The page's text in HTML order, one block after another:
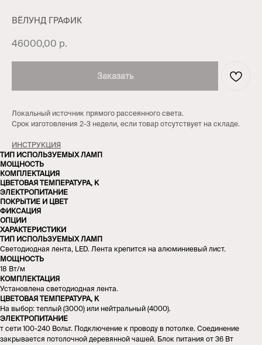
ВЁЛУНД ГРАФИК
46000,00 р.
Заказать
Локальный источник прямого рассеянного света.
Срок изготовления 2-3 недели, если товар отсутствует на складе.
ИНСТРУКЦИЯ
ТИП ИСПОЛЬЗУЕМЫХ ЛАМП
МОЩНОСТЬ
КОМПЛЕКТАЦИЯ
ЦВЕТОВАЯ ТЕМПЕРАТУРА, K
ЭЛЕКТРОПИТАНИЕ
ПОКРЫТИЕ И ЦВЕТ
ФИКСАЦИЯ
ОПЦИИ
ХАРАКТЕРИСТИКИ
ТИП ИСПОЛЬЗУЕМЫХ ЛАМП
Светодиодная лента, LED. Лента крепится на алюминиевый лист.
МОЩНОСТЬ
18 Вт/м
КОМПЛЕКТАЦИЯ
Установлена светодиодная лента.
ЦВЕТОВАЯ ТЕМПЕРАТУРА, K
На выбор: теплый (3000) или нейтральный (4000).
ЭЛЕКТРОПИТАНИЕ
т сети 100-240 Вольт. Подключение к проводу в потолке. Соединение
закрывается потолочной деревянной чашей. Блок питания от 36 Вт